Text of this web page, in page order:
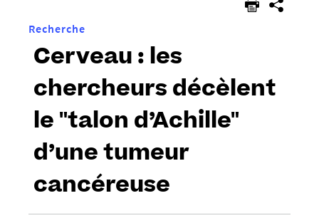
Recherche
Cerveau : les
chercheurs décèlent
le "talon d’Achille"
d’une tumeur
cancéreuse